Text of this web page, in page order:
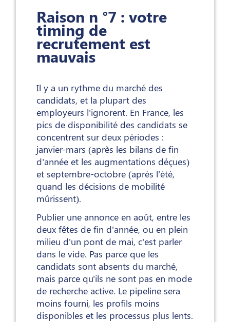
Raison n °7 : votre
timing de
recrutement est
mauvais
Il y a un rythme du marché des
candidats, et la plupart des
employeurs l'ignorent. En France, les
pics de disponibilité des candidats se
concentrent sur deux périodes :
janvier-mars (après les bilans de fin
d'année et les augmentations déçues)
et septembre-octobre (après l'été,
quand les décisions de mobilité
mûrissent).
Publier une annonce en août, entre les
deux fêtes de fin d'année, ou en plein
milieu d'un pont de mai, c'est parler
dans le vide. Pas parce que les
candidats sont absents du marché,
mais parce qu'ils ne sont pas en mode
de recherche active. Le pipeline sera
moins fourni, les profils moins
disponibles et les processus plus lents.